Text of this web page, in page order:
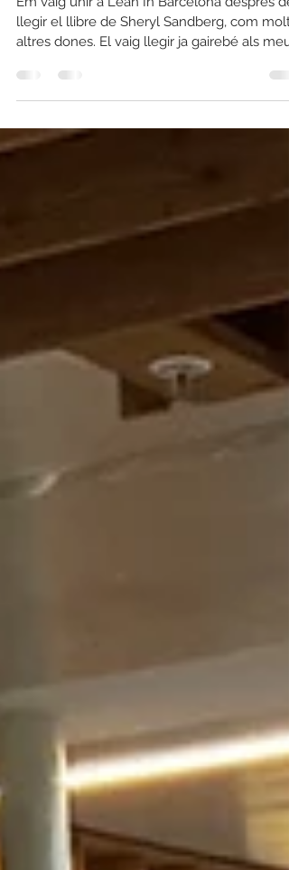
Històries de la nostra
comunitat: Eva Blanco
Em vaig unir a Lean In Barcelona després de
llegir el llibre de Sheryl Sandberg, com
50 anys i la manera en que la Sheryl posa
començar a canviar certes coses de la meva
vida. Al final del llibre parla dels cercles, que
en aquell moment es començaven a crear
per tot el món, i vaig buscar si a Barcelona